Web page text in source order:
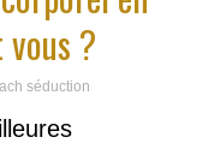
?
séduction